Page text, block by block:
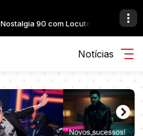
Nostalgia 90 com Locutor
Revirando o baú - Parte 1
Notícias